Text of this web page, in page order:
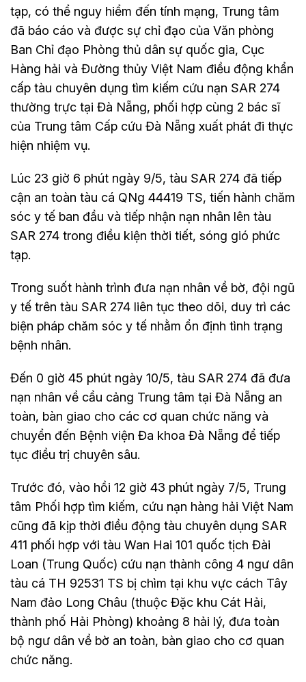
tạp, có thể nguy hiểm đến tính mạng, Trung tâm
đã báo cáo và được sự chỉ đạo của Văn phòng
Ban Chỉ đạo Phòng thủ dân sự quốc gia, Cục
Hàng hải và Đường thủy Việt Nam điều động khẩn
cấp tàu chuyên dụng tìm kiếm cứu nạn SAR 274
thường trực tại Đà Nẵng, phối hợp cùng 2 bác sĩ
của Trung tâm Cấp cứu Đà Nẵng xuất phát đi thực
hiện nhiệm vụ.
Lúc 23 giờ 6 phút ngày 9/5, tàu SAR 274 đã tiếp
cận an toàn tàu cá QNg 44419 TS, tiến hành chăm
sóc y tế ban đầu và tiếp nhận nạn nhân lên tàu
SAR 274 trong điều kiện thời tiết, sóng gió phức
tạp.
Trong suốt hành trình đưa nạn nhân về bờ, đội ngũ
y tế trên tàu SAR 274 liên tục theo dõi, duy trì các
biện pháp chăm sóc y tế nhằm ổn định tình trạng
bệnh nhân.
Đến 0 giờ 45 phút ngày 10/5, tàu SAR 274 đã đưa
nạn nhân về cầu cảng Trung tâm tại Đà Nẵng an
toàn, bàn giao cho các cơ quan chức năng và
chuyển đến Bệnh viện Đa khoa Đà Nẵng để tiếp
tục điều trị chuyên sâu.
Trước đó, vào hồi 12 giờ 43 phút ngày 7/5, Trung
tâm Phối hợp tìm kiếm, cứu nạn hàng hải Việt Nam
cũng đã kịp thời điều động tàu chuyên dụng SAR
411 phối hợp với tàu Wan Hai 101 quốc tịch Đài
Loan (Trung Quốc) cứu nạn thành công 4 ngư dân
tàu cá TH 92531 TS bị chìm tại khu vực cách Tây
Nam đảo Long Châu (thuộc Đặc khu Cát Hải,
thành phố Hải Phòng) khoảng 8 hải lý, đưa toàn
bộ ngư dân về bờ an toàn, bàn giao cho cơ quan
chức năng.